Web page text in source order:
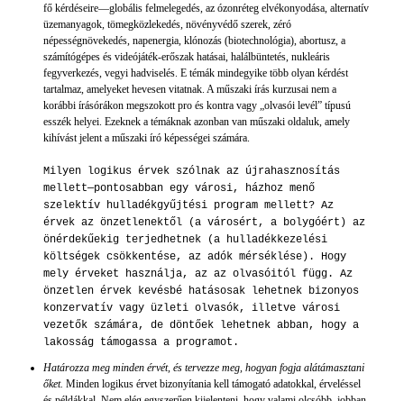
fő kérdéseire—globális felmelegedés, az ózonréteg elvékonyodása, alternatív
üzemanyagok, tömegközlekedés, növényvédő szerek, zéró
népességnövekedés, napenergia, klónozás (biotechnológia), abortusz, a
számítógépes és videójáték-erőszak hatásai, halálbüntetés, nukleáris
fegyverkezés, vegyi hadviselés. E témák mindegyike több olyan kérdést
tartalmaz, amelyeket hevesen vitatnak. A műszaki írás kurzusai nem a
korábbi írásórákon megszokott pro és kontra vagy „olvasói levél” típusú
esszék helyei. Ezeknek a témáknak azonban van műszaki oldaluk, amely
kihívást jelent a műszaki író képességei számára.
Milyen logikus érvek szólnak az újrahasznosítás
mellett—pontosabban egy városi, házhoz menő
szelektív hulladékgyűjtési program mellett? Az
érvek az önzetlenektől (a városért, a bolygóért) az
önérdekűekig terjedhetnek (a hulladékkezelési
költségek csökkentése, az adók mérséklése). Hogy
mely érveket használja, az az olvasóitól függ. Az
önzetlen érvek kevésbé hatásosak lehetnek bizonyos
konzervatív vagy üzleti olvasók, illetve városi
vezetők számára, de döntőek lehetnek abban, hogy a
lakosság támogassa a programot.
Határozza meg minden érvét, és tervezze meg, hogyan fogja alátámasztani
őket. Minden logikus érvet bizonyítania kell támogató adatokkal, érveléssel